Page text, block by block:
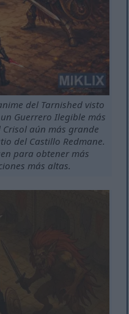
del Tarnished visto
Guerrero Ilegible más
aún más grande
del Castillo Redmane.
para obtener más
más altas.